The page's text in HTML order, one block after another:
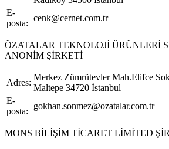
E-
posta:
cenk@cernet.com.tr
ÖZATALAR TEKNOLOJİ ÜRÜNLERİ
ANONİM ŞİRKETİ
Adres:
Merkez Zümrütevler Mah.Elifce
Maltepe 34720 İstanbul
E-
posta:
gokhan.sonmez@ozatalar.com.tr
MONS BİLİŞİM TİCARET LİMİTED